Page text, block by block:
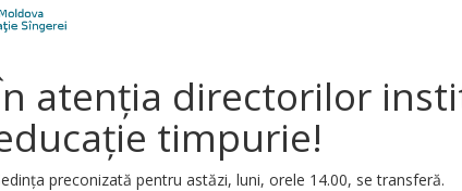
atenția directorilor
timpurie!
preconizată pentru astăzi, luni, orele 14.00, se transferă.